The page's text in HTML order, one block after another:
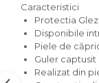
Caracteristici
Protectia
Disponibile
Piele de
Guler
Realizat din